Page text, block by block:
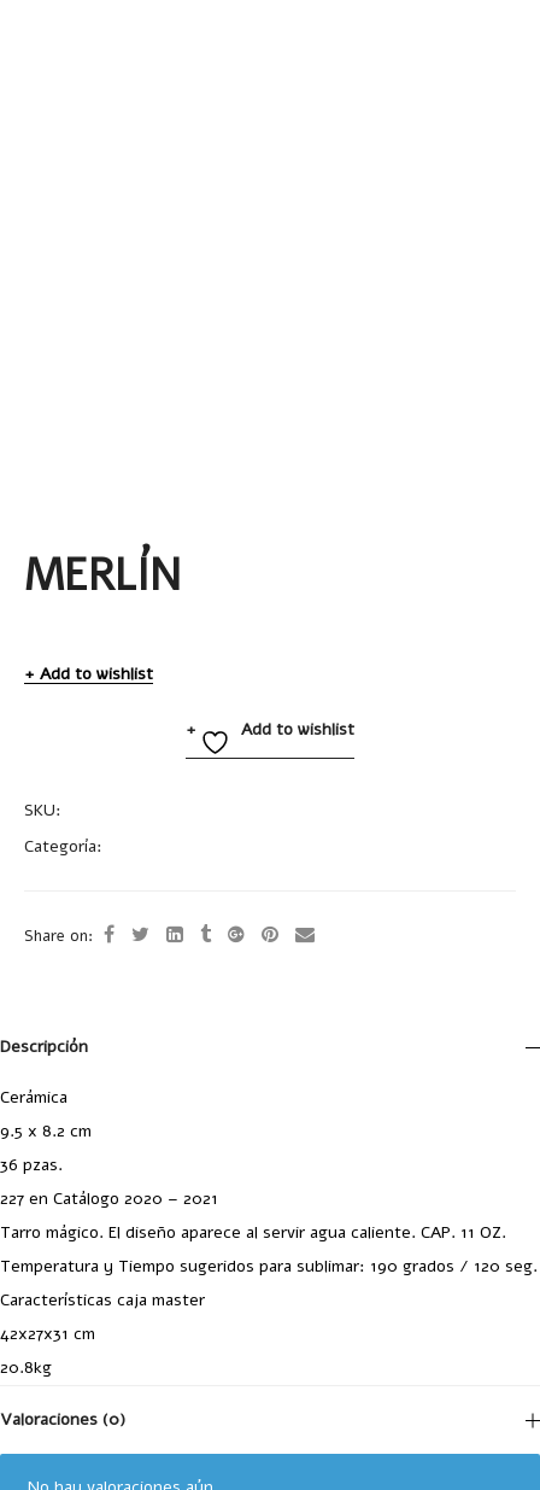
MERLÍN
Add to wishlist
Add to wishlist
SKU:
Categoría:
Share on:
Descripción
Cerámica
9.5 x 8.2 cm
36 pzas.
227 en Catálogo 2020 – 2021
Tarro mágico. El diseño aparece al servir agua caliente. CAP. 11 OZ.
Temperatura y Tiempo sugeridos para sublimar: 190 grados / 120 seg.
Características caja master
42x27x31 cm
20.8kg
Valoraciones (0)